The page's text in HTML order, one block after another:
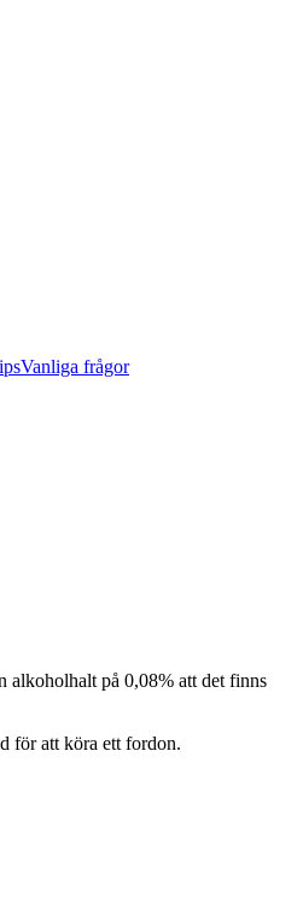
Vanliga frågor
alkoholhalt på 0,08% att det finns
för att köra ett fordon.